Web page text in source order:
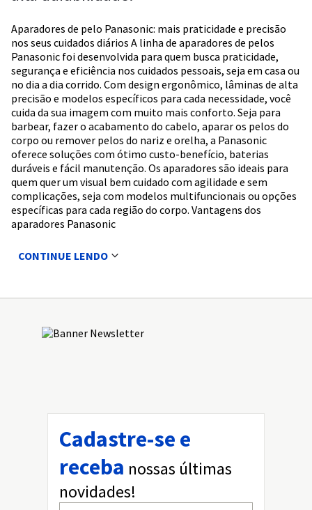
Aparadores de pelo Panasonic: mais praticidade e precisão
nos seus cuidados diários A linha de aparadores de pelos
Panasonic foi desenvolvida para quem busca praticidade,
segurança e eficiência nos cuidados pessoais, seja em casa ou
no dia a dia corrido. Com design ergonômico, lâminas de alta
precisão e modelos específicos para cada necessidade, você
cuida da sua imagem com muito mais conforto. Seja para
barbear, fazer o acabamento do cabelo, aparar os pelos do
corpo ou remover pelos do nariz e orelha, a Panasonic
oferece soluções com ótimo custo-benefício, baterias
duráveis e fácil manutenção. Os aparadores são ideais para
quem quer um visual bem cuidado com agilidade e sem
complicações, seja com modelos multifuncionais ou opções
específicas para cada região do corpo. Vantagens dos
aparadores Panasonic
CONTINUE LENDO
Cadastre-se e
receba nossas últimas
novidades!